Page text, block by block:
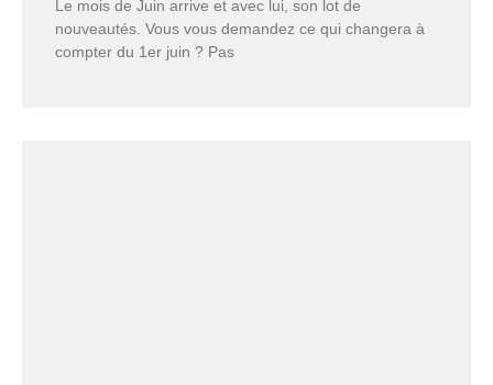
Le mois de Juin arrive et avec lui, son lot de
nouveautés. Vous vous demandez ce qui changera à
compter du 1er juin ? Pas